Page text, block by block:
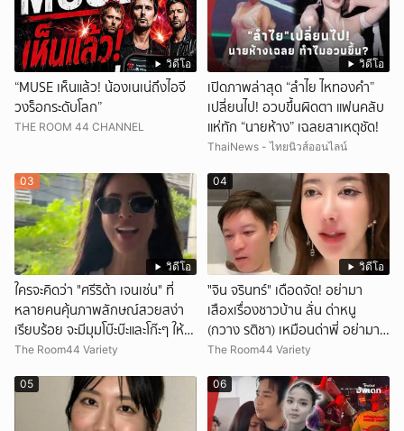
วิดีโอ
“MUSE เห็นแล้ว! น้องเนเน่ถึงไอจี
วงร็อกระดับโลก”
THE ROOM 44 CHANNEL
วิดีโอ
เปิดภาพล่าสุด “ลำไย ไหทองคำ”
เปลี่ยนไป! อวบขึ้นผิดตา แฟนคลับ
แห่ทัก “นายห้าง” เฉลยสาเหตุชัด!
ThaiNews - ไทยนิวส์ออนไลน์
วิดีโอ
03
ใครจะคิดว่า "ศรีริต้า เจนเซ่น" ที่
หลายคนคุ้นภาพลักษณ์สวยสง่า
เรียบร้อย จะมีมุมโบ๊ะบ๊ะและโก๊ะๆ ให้ได้
อมยิ้มเหมือนกัน งานนี้ทำเอาแฟนๆ
The Room44 Variety
วิดีโอ
04
ั่"จิน จรินทร์" เดือดจัด! อย่ามา
เสือxเรื่องชาวบ้าน ลั่น ด่าหนู
(กวาง รติชา) เหมือนด่าพี่ อย่ามา
ยุ่งกับคนของผม จบ!!!
The Room44 Variety
05 06